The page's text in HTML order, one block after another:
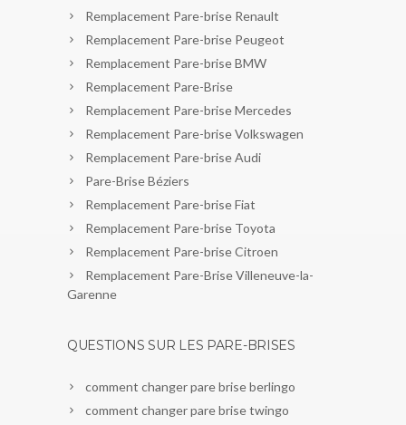
Remplacement Pare-brise Renault
Remplacement Pare-brise Peugeot
Remplacement Pare-brise BMW
Remplacement Pare-Brise
Remplacement Pare-brise Mercedes
Remplacement Pare-brise Volkswagen
Remplacement Pare-brise Audi
Pare-Brise Béziers
Remplacement Pare-brise Fiat
Remplacement Pare-brise Toyota
Remplacement Pare-brise Citroen
Remplacement Pare-Brise Villeneuve-la-
Garenne
QUESTIONS SUR LES PARE-BRISES
comment changer pare brise berlingo
comment changer pare brise twingo